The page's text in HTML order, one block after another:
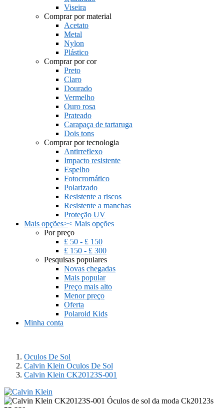
Viseira
Comprar por material
Acetato
Metal
Nylon
Plástico
Comprar por cor
Preto
Claro
Dourado
Vermelho
Ouro rosa
Prateado
Carapaça de tartaruga
Dois tons
Comprar por tecnologia
Antirreflexo
Impacto resistente
Espelho
Fotocromático
Polarizado
Resistente a riscos
Resistente a manchas
Proteção UV
Mais opções>< Mais opções
Por preço
£ 50 - £ 150
£ 150 - £ 300
Pesquisas populares
Novas chegadas
Mais popular
Preço mais alto
Menor preço
Oferta
Polaroid Kids
Minha conta
Oculos De Sol
Calvin Klein Oculos De Sol
Calvin Klein CK20123S-001